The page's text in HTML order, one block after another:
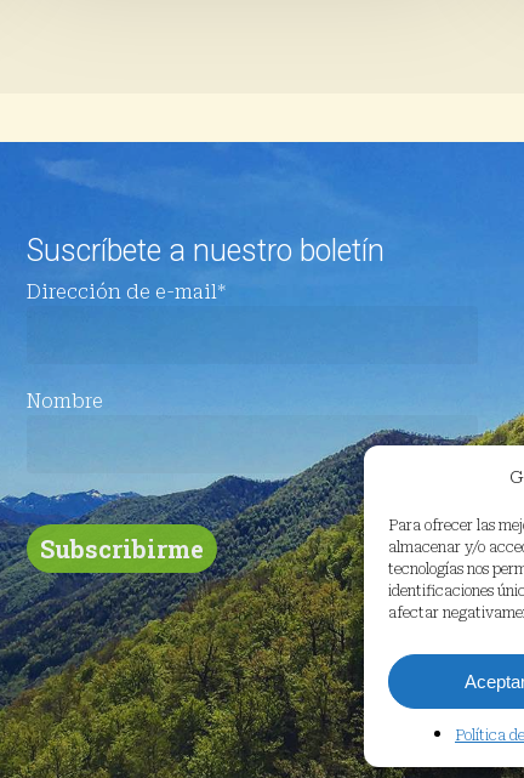
Para ofrecer las
almacenar y/o
tecnologías nos
identificaciones
afectar
Política
Suscríbete a nuestro boletín
Dirección de e-mail*
Nombre